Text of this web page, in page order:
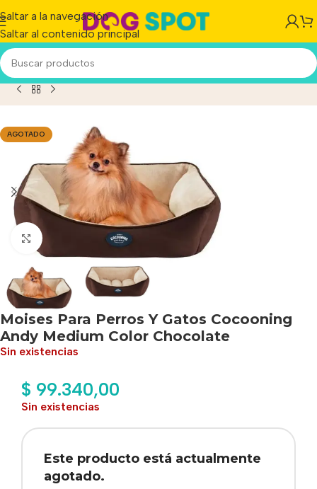
Saltar a la navegación
Saltar al contenido principal
Y Gatos Cocooning Andy Medium Color Chocolate
AGOTADO
Haga clic para ampliar
Moises Para Perros Y Gatos Cocooning
Andy Medium Color Chocolate
Sin existencias
$ 99.340,00
Sin existencias
Este producto está actualmente
agotado.